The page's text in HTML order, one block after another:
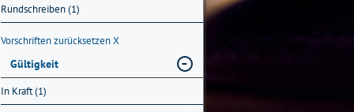
Rundschreiben (1)
Vorschriften zurücksetzenX
Gültigkeit
In Kraft (1)